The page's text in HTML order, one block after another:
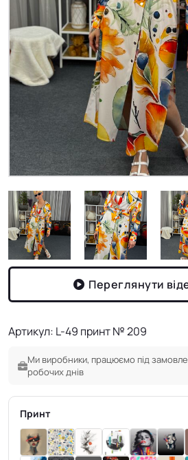
Переглянути
Артикул: L-49 принт № 209
Ми виробники, працюємо під
робочих днів
Принт